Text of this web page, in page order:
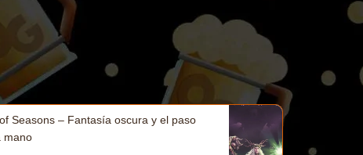
Seasons – Fantasía oscura y el paso
mano